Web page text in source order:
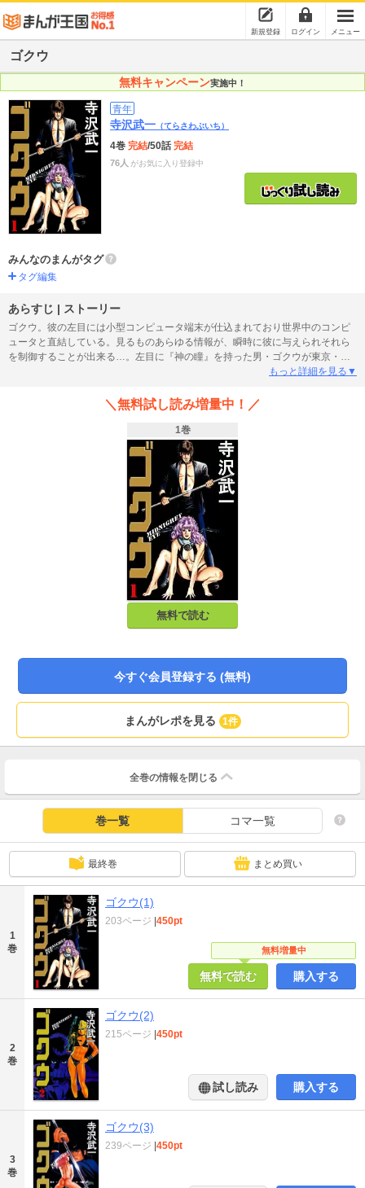
新規登録 ログイン メニュー
ゴクウ
無料キャンペーン実施中！
青年
寺沢武一 （てらさわぶいち）
4巻 完結/50話完結
76人 がお気に入り登録中
みんなのまんがタグ
タグ編集
あらすじ | ストーリー
ゴクウ。彼の左目には小型コンピュータ端末が仕込まれており世界中のコンピ
ュータと直結している。見るものあらゆる情報が、瞬時に彼に与えられそれら
を制御することが出来る…。左目に『神の瞳』を持った男・ゴクウが東京・香
もっと詳細を見る▼
＼無料試し読み増量中！／
1巻
無料で読む
今すぐ会員登録する (無料)
まんがレポを見る 1件
全巻の情報を 閉じる
巻一覧 コマ一覧
最終巻 まとめ買い
1
巻
ゴクウ(1)
無料増量中
203ページ |450pt
無料で読む 購入する
2
巻
ゴクウ(2)
215ページ |450pt
試し読み 購入する
3
巻
ゴクウ(3)
239ページ |450pt